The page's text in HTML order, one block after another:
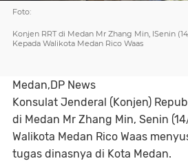
Foto:
Konjen RRT di Medan Mr Zhang Min, lSenin
Kepada Walikota Medan Rico Waas
Medan,DP News
Konsulat Jenderal (Konjen)
di Medan Mr Zhang Min, Senin
Walikota Medan Rico Waas
tugas dinasnya di Kota Medan.